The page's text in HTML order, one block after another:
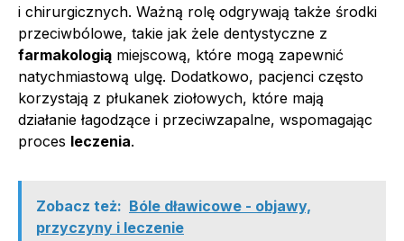
i chirurgicznych. Ważną rolę odgrywają także środki
przeciwbólowe, takie jak żele dentystyczne z
farmakologią miejscową, które mogą zapewnić
natychmiastową ulgę. Dodatkowo, pacjenci często
korzystają z płukanek ziołowych, które mają
działanie łagodzące i przeciwzapalne, wspomagając
proces leczenia.
Zobacz też: Bóle dławicowe - objawy,
przyczyny i leczenie